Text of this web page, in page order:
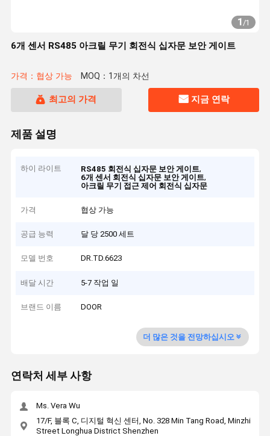
1/1
6개 센서 RS485 아크릴 무기 회전식 십자문 보안 게이트
가격：협상 가능 MOQ：1개의 차선
최고의 가격 지금 연락
제품 설명
하이 라이트 RS485 회전식 십자문 보안 게이트,
6개 센서 회전식 십자문 보안 게이트,
아크릴 무기 접근 제어 회전식 십자문
가격 협상 가능
공급 능력 달 당 2500 세트
모델 번호 DR.TD.6623
배달 시간 5-7 작업 일
브랜드 이름 DOOR
더 많은 것을 전망하십시오
연락처 세부 사항
Ms. Vera Wu
17/F, 블록 C, 디지털 혁신 센터, No. 328 Min Tang Road, Minzhi
Street Longhua District Shenzhen